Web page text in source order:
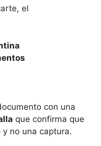
el
con una
que confirma que
no una captura.